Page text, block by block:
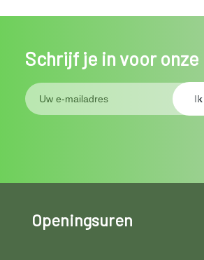
Schrijf je in voor
Openingsuren